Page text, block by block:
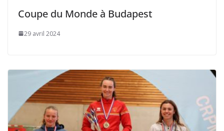
Coupe du Monde à Budapest
29 avril 2024